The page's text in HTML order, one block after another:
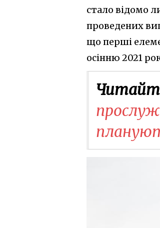
стало відомо
проведених
що перші
осінню 2021